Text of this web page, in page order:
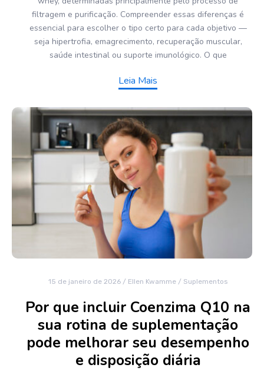
filtragem e purificação. Compreender essas diferenças é
essencial para escolher o tipo certo para cada objetivo —
seja hipertrofia, emagrecimento, recuperação muscular,
saúde intestinal ou suporte imunológico. O que
Leia Mais
15 de janeiro de 2026 / Ellen Kwamme / Suplementos
Por que incluir Coenzima Q10 na
sua rotina de suplementação
pode melhorar seu desempenho
e disposição diária